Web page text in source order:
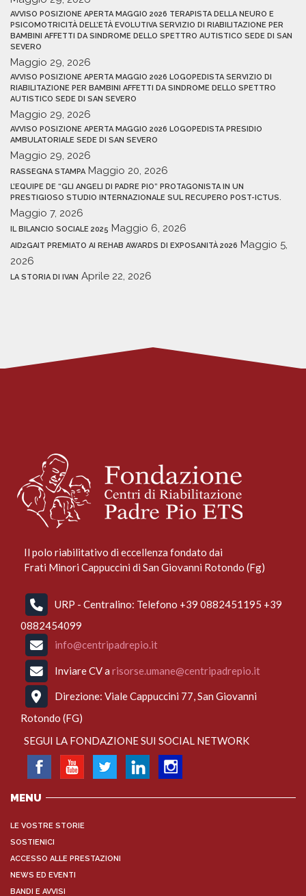
AVVISO POSIZIONE APERTA MAGGIO 2026 TERAPISTA DELLA NEURO E
PSICOMOTRICITÀ DELL’ETÀ EVOLUTIVA SERVIZIO DI RIABILITAZIONE PER
BAMBINI AFFETTI DA SINDROME DELLO SPETTRO AUTISTICO SEDE DI SAN
SEVERO
Maggio 29, 2026
AVVISO POSIZIONE APERTA MAGGIO 2026 LOGOPEDISTA SERVIZIO DI
RIABILITAZIONE PER BAMBINI AFFETTI DA SINDROME DELLO SPETTRO
AUTISTICO SEDE DI SAN SEVERO
Maggio 29, 2026
AVVISO POSIZIONE APERTA MAGGIO 2026 LOGOPEDISTA PRESIDIO
AMBULATORIALE SEDE DI SAN SEVERO
Maggio 29, 2026
RASSEGNA STAMPA Maggio 20, 2026
L’EQUIPE DE “GLI ANGELI DI PADRE PIO” PROTAGONISTA IN UN
PRESTIGIOSO STUDIO INTERNAZIONALE SUL RECUPERO POST-ICTUS.
Maggio 7, 2026
IL BILANCIO SOCIALE 2025 Maggio 6, 2026
AID2GAIT PREMIATO AI REHAB AWARDS DI EXPOSANITÀ 2026 Maggio 5,
2026
LA STORIA DI IVAN Aprile 22, 2026
Il polo riabilitativo di eccellenza fondato dai
Frati Minori Cappuccini di San Giovanni Rotondo (Fg)
URP - Centralino: Telefono +39 0882451195 +39
0882454099
info@centripadrepio.it
Inviare CV a risorse.umane@centripadrepio.it
Direzione: Viale Cappuccini 77, San Giovanni
Rotondo (FG)
SEGUI LA FONDAZIONE SUI SOCIAL NETWORK
MENU
LE VOSTRE STORIE
SOSTIENICI
ACCESSO ALLE PRESTAZIONI
NEWS ED EVENTI
BANDI E AVVISI